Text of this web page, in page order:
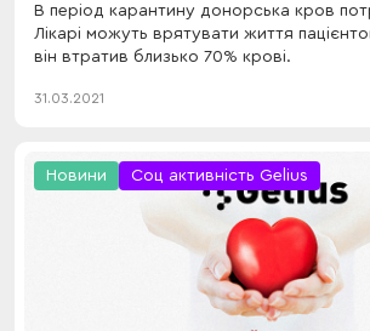
В період карантину донорська кров
Лікарі можуть врятувати життя
він втратив близько 70% крові.
31.03.2021
Новини Соц активність Gelius